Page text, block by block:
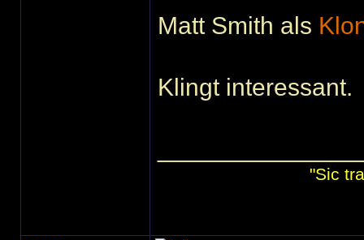
Matt Smith als
Klingt interessant.
"Sic